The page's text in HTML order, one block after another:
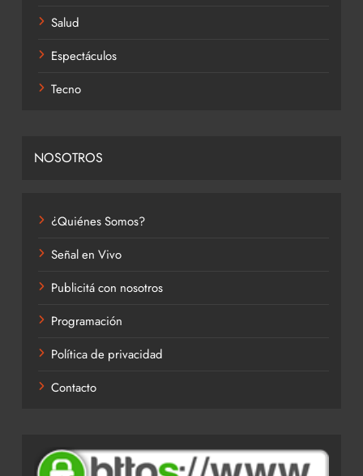
Salud
Espectáculos
Tecno
NOSOTROS
¿Quiénes Somos?
Señal en Vivo
Publicitá con nosotros
Programación
Política de privacidad
Contacto